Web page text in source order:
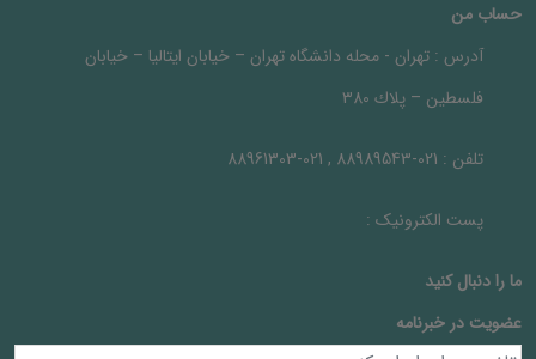
حساب من
آدرس : تهران - محله دانشگاه تهران – خيابان ايتاليا – خيابان
فلسطين – پلاك 380
تلفن : 021-88989543 , 021-88961303
پست الکترونیک :
ما را دنبال کنيد
عضویت در خبرنامه